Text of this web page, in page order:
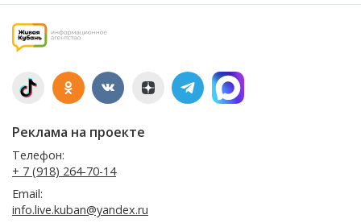
Реклама на проекте
Телефон:
+ 7 (918) 264-70-14
Email:
info.live.kuban@yandex.ru